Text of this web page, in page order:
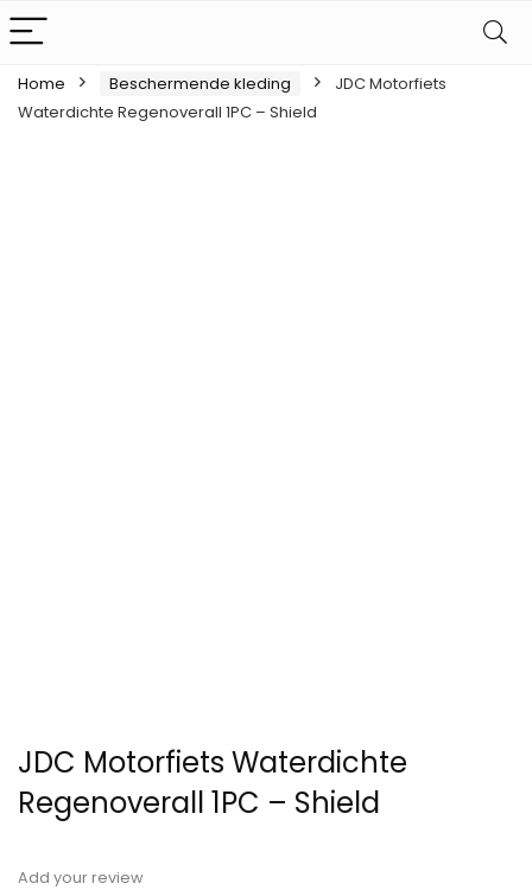
Home Beschermende kleding
JDC Motorfiets
Waterdichte Regenoverall 1PC – Shield
JDC Motorfiets Waterdichte
Regenoverall 1PC – Shield
Add your review